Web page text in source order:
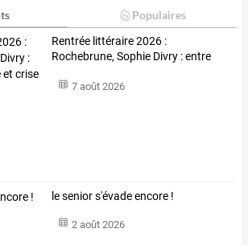
Populaires
Rentrée littéraire2026 :
Rochebrune, Sophie Divry :entre
7 août 2026
le senior s'évade encore !
2 août 2026